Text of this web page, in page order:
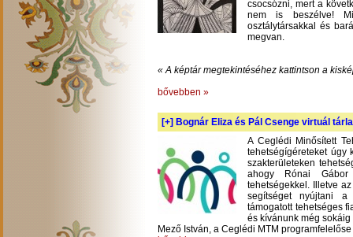
csocsózni, mert a
nem is beszélve!
osztálytársakkal és
megvan.
« A képtár megtekintéséhez kattintson a
bővebben »
[+] Bognár Eliza és Pál Csenge virtuál
A Ceglédi Minősített
tehetségígéreteket úgy
szakterületeken
ahogy Rónai Gábor
tehetségekkel. Illetve
segítséget nyújtani a
támogatott tehetséges
és kívánunk még
Mező István, a Ceglédi MTM programfelelőse